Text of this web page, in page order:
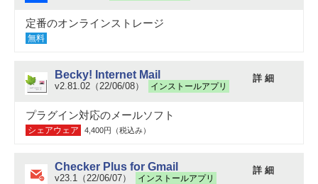
定番のオンラインストレージ
無料
Becky! Internet Mail
v2.81.02（22/06/08） インストールアプリ
詳 細
プラグイン対応のメールソフト
シェアウェア 4,400円（税込み）
Checker Plus for Gmail
v23.1（22/06/07） インストールアプリ
詳 細